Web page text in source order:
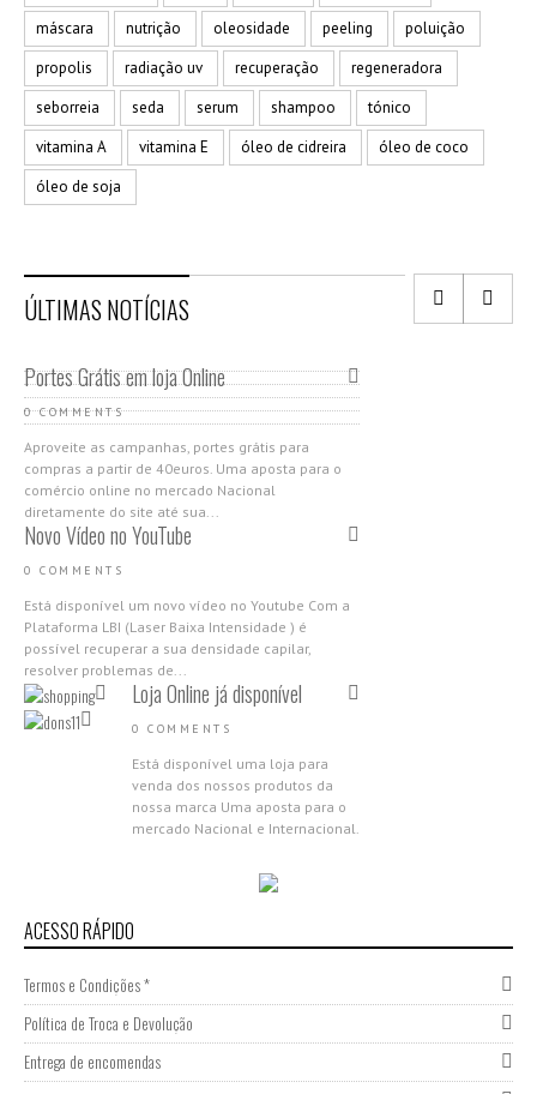
máscara
nutrição oleosidade peeling
poluição
propolis
radiação uv recuperação
regeneradora
seborreia
seda serum shampoo
tónico
vitamina A
vitamina E óleo de cidreira
óleo de coco
óleo de soja
ÚLTIMAS NOTÍCIAS
Portes Grátis em loja Online
0 COMMENTS
Aproveite as campanhas, portes grátis para
compras a partir de 40euros. Uma aposta para o
comércio online no mercado Nacional
diretamente do site até sua...
Novo Vídeo no YouTube
0 COMMENTS
Está disponível um novo vídeo no Youtube Com a
Plataforma LBI (Laser Baixa Intensidade ) é
possível recuperar a sua densidade capilar,
resolver problemas de...
Loja Online já disponível
0 COMMENTS
Está disponível uma loja para
venda dos nossos produtos da
nossa marca Uma aposta para o
mercado Nacional e Internacional.
Nova Gama Nano Molecular
2018
0 COMMENTS
Apresentamos a nova Gama Nano
Molecular da Donsilia
Professional Estamos muito
felizes por partilhar com todas as
nossas clientes esta novidade,
ACESSO RÁPIDO
Termos e Condições *
Política de Troca e Devolução
Entrega de encomendas